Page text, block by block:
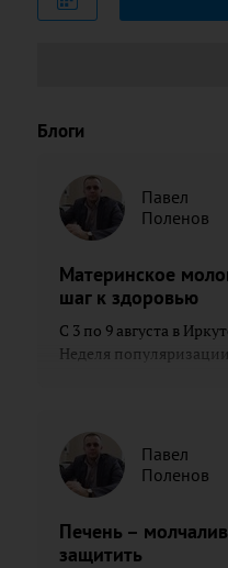
Блоги
Павел
Поленов
Материнское
шаг к здоровью
С 3 по 9 августа в
Неделя популяризации
Павел
Поленов
Печень –
защитить